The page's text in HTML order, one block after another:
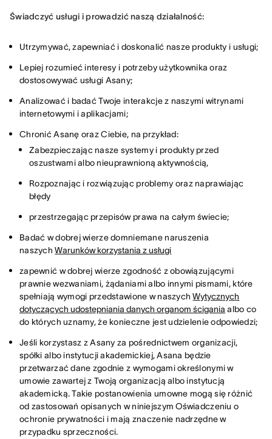
Świadczyć usługi i prowadzić naszą działalność:
Utrzymywać, zapewniać i doskonalić nasze produkty i usługi;
Lepiej rozumieć interesy i potrzeby użytkownika oraz
dostosowywać usługi Asany;
Analizować i badać Twoje interakcje z naszymi witrynami
internetowymi i aplikacjami;
Chronić Asanę oraz Ciebie, na przykład:
Zabezpieczając nasze systemy i produkty przed
oszustwami albo nieuprawnioną aktywnością,
Rozpoznając i rozwiązując problemy oraz naprawiając
błędy
przestrzegając przepisów prawa na całym świecie;
Badać w dobrej wierze domniemane naruszenia
naszychWarunków korzystania z usługi
zapewnić w dobrej wierze zgodność z obowiązującymi
prawnie wezwaniami, żądaniami albo innymi pismami, które
spełniają wymogi przedstawione w naszychWytycznych
dotyczących udostępniania danych organom ścigania albo co
do których uznamy, że konieczne jest udzielenie odpowiedzi;
Jeśli korzystasz z Asany za pośrednictwem organizacji,
spółki albo instytucji akademickiej, Asana będzie
przetwarzać dane zgodnie z wymogami określonymi w
umowie zawartej z Twoją organizacją albo instytucją
akademicką. Takie postanowienia umowne mogą się różnić
od zastosowań opisanych w niniejszym Oświadczeniu o
ochronie prywatności i mają znaczenie nadrzędne w
przypadku sprzeczności.